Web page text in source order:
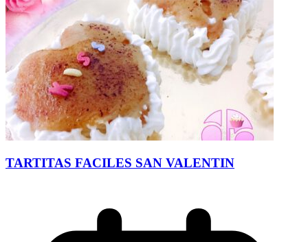
TARTITAS FACILES SAN VALENTIN